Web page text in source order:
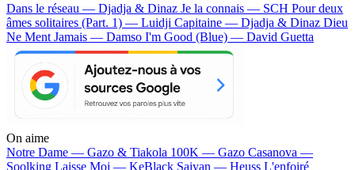
Dans le réseau — Djadja & Dinaz Je la connais — SCH Pour deux
âmes solitaires (Part. 1) — Luidji Capitaine — Djadja & Dinaz Dieu
Ne Ment Jamais — Damso I'm Good (Blue) — David Guetta
On aime
Notre Dame — Gazo & Tiakola 100K — Gazo Casanova —
Soolking Laisse Moi — KeBlack Saiyan — Heuss L'enfoiré